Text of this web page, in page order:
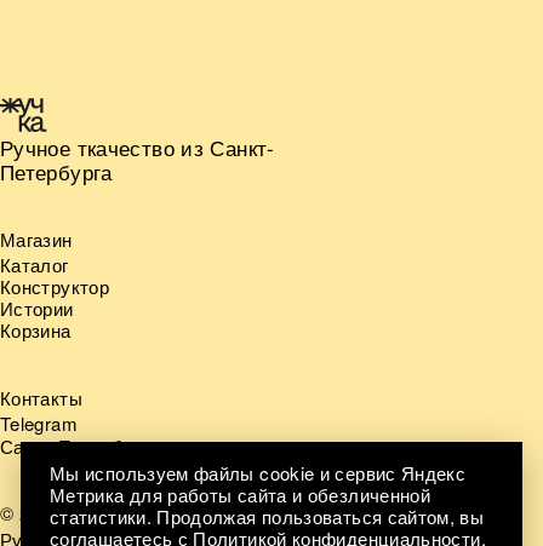
Ручное ткачество из Санкт-
Петербурга
Магазин
Каталог
Конструктор
Истории
Корзина
Контакты
Telegram
Санкт-Петербург
© 2026
Ручное ткачество
Мы используем файлы cookie и сервис Яндекс
Метрика для работы сайта и обезличенной
статистики. Продолжая пользоваться сайтом, вы
соглашаетесь с Политикой конфиденциальности.